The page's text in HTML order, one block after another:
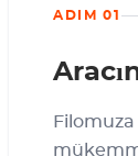
ADIM 01
Filomuza